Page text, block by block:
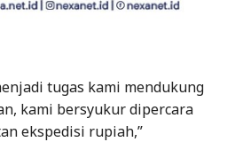
tugas kami mendukung
kami bersyukur dipercara
ekspedisi rupiah,”